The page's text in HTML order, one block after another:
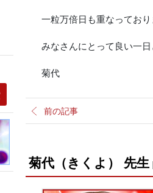
一粒万倍日も重なっており
みなさんにとって良い一
菊代
前の記事
菊代（きくよ） 先生